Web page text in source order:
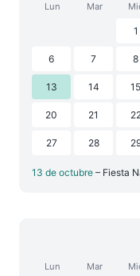
Lun Mar
1
6 7 8
13 14 15
20 21
27 28
13 de octubre – Fiesta
Lun Mar